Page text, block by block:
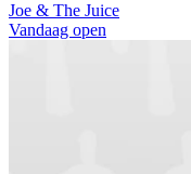
Joe & The Juice
Vandaag open